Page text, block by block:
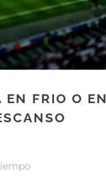
EN FRIO O EN